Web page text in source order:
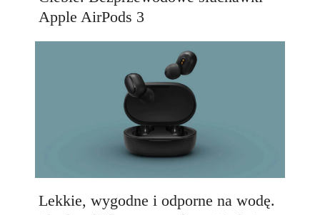
Apple AirPods 3
Lekkie, wygodne i odporne na wodę.